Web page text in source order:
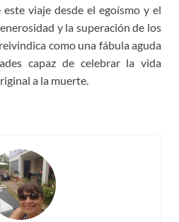
viaje desde el egoísmo y el
y la superación de los
como una fábula aguda
capaz de celebrar la vida
a la muerte.